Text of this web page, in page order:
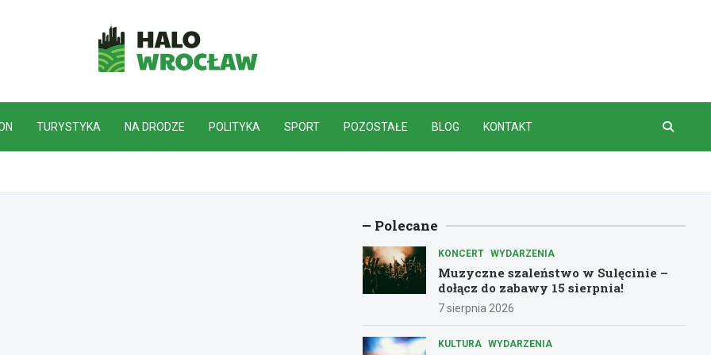
HaloWrocław.pl
TURYSTYKA NA DRODZE POLITYKA SPORT POZOSTAŁE BLOG KONTAKT
Polecane
KONCERT WYDARZENIA
Muzyczne szaleństwo w Sulęcinie –
dołącz do zabawy 15 sierpnia!
7 sierpnia 2026
KULTURA WYDARZENIA